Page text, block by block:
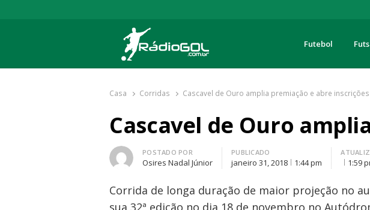
Rádio Gol
Há mais de 20 anos com as melhores coberturas
Futebol
Casa Corridas Cascavel de Ouro amplia premiação e abre inscrições
Cascavel de Ouro
Autor
POSTADO POR
Osires Nadal Júnior
PUBLICADO
janeiro 31, 2018 1:44 pm 1:59
Corrida de longa duração de maior projeção no
sua 32ª edição no dia 18 de novembro no